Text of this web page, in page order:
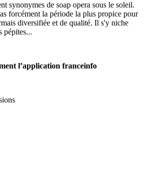
synonymes de soap opera sous le soleil.
forcément la période la plus propice pour
diversifiée et de qualité. Il s'y niche
pépites...
l’application franceinfo